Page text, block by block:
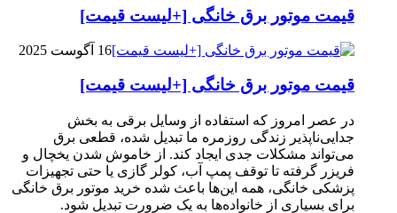
قیمت موتور برق خانگی [+لیست قیمت]
16 آگوست 2025
قیمت موتور برق خانگی [+لیست قیمت]
در عصر امروز که استفاده از وسایل برقی به بخش
جدایی‌ناپذیر زندگی روزمره ما تبدیل شده، قطعی برق
می‌تواند مشکلات جدی ایجاد کند. از خاموش شدن یخچال و
فریزر گرفته تا توقف پمپ آب، کولر گازی یا حتی تجهیزات
پزشکی خانگی، همه این‌ها باعث شده خرید موتور برق خانگی
برای بسیاری از خانواده‌ها به یک ضرورت تبدیل شود.